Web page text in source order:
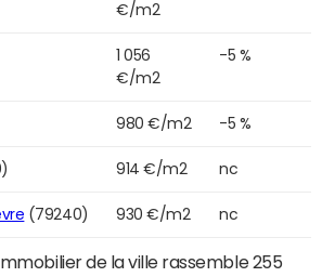
€/m2
1 056
€/m2
-5 %
980 €/m2 -5 %
914 €/m2 nc
(79240) 930 €/m2 nc
de la ville rassemble 255